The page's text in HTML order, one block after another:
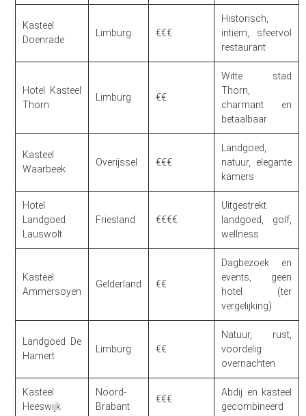
Kasteel
Doenrade
Limburg €€€
Historisch,
intiem, sfeervol
restaurant
Hotel Kasteel
Thorn
Limburg €€
Witte stad
Thorn,
charmant en
betaalbaar
Kasteel
Waarbeek
Overijssel €€€
Landgoed,
natuur, elegante
kamers
Hotel
Landgoed
Lauswolt
Friesland €€€€
Uitgestrekt
landgoed, golf,
wellness
Kasteel
Ammersoyen
Gelderland €€
Dagbezoek en
events, geen
hotel (ter
vergelijking)
Landgoed De
Hamert
Limburg €€
Natuur, rust,
voordelig
overnachten
Kasteel
Heeswijk
Noord-
Brabant
€€€
Abdij en kasteel
gecombineerd